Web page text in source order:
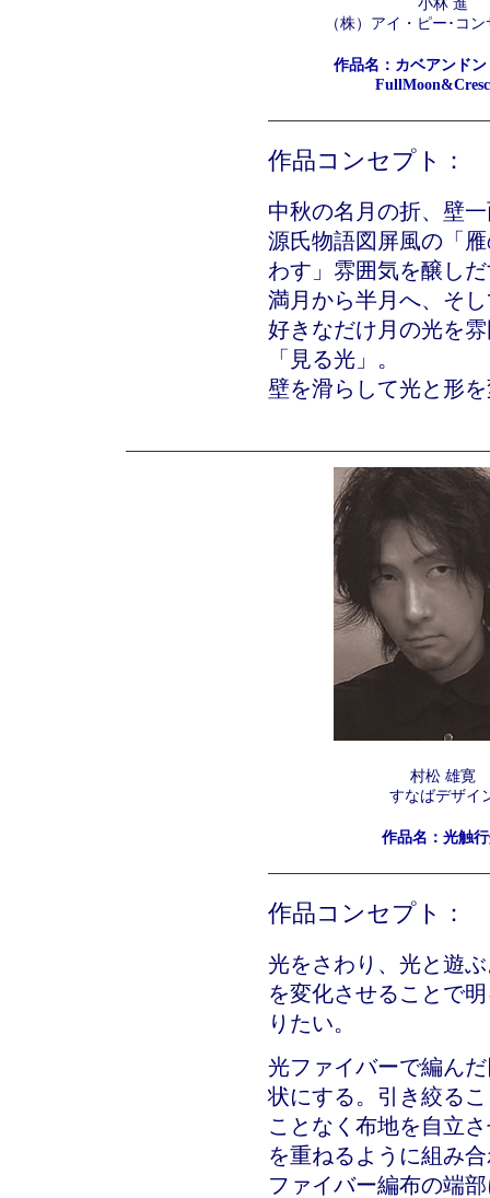
小林 進
（株）アイ・ピー･コ
作品名：カベアンド
作品コンセプト：
中秋の名月の折、壁
源氏物語図屏風の「
わす」雰囲気を醸し
満月から半月へ、そ
好きなだけ月の光を
「見る光」。
壁を滑らして光と形
村松 雄寛
すなばデザイ
作品名：光触
作品コンセプト：
光をさわり、光と遊
を変化させることで
りたい。
光ファイバーで編ん
状にする。引き絞る
ことなく布地を自立
を重ねるように組み
ファイバー編布の端